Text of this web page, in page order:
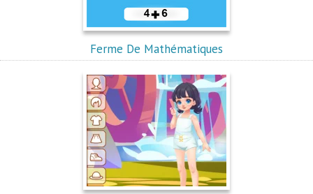
Ferme De Mathématiques